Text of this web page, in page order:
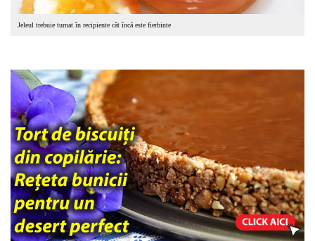
Jeleul trebuie turnat în recipiente cât încă este fierbinte